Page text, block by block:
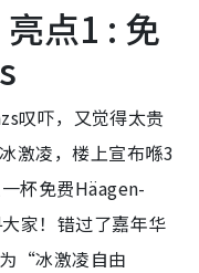
点1 : 免
叹吓，又觉得太贵
激凌，楼上宣布喺3
杯免费Häagen-
家！错过了嘉年华
“冰激凌自由